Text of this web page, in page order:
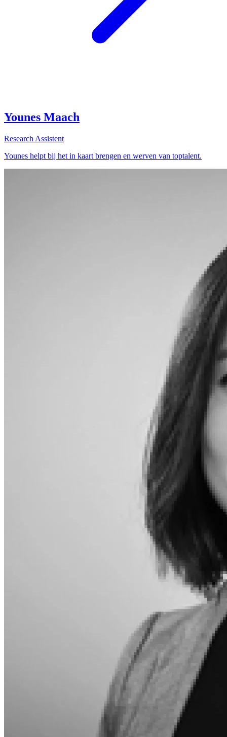
Younes Maach
Research Assistent
Younes helpt bij het in kaart brengen en werven van toptalent.